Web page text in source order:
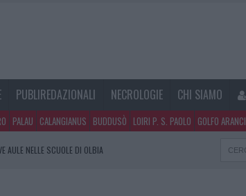
PUBLIREDAZIONALI NECROLOGIE CHI SIAMO
PALAU CALANGIANUS BUDDUSÒ LOIRI P. S. PAOLO GOLFO ARANCI
AULE NELLE SCUOLE DI OLBIA